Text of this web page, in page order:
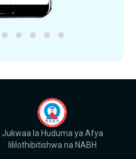
Jukwaa la Huduma ya Afya
lililothibitishwa na NABH